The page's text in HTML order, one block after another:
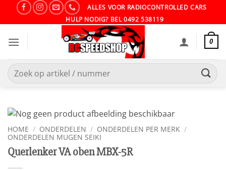
ALLES VOOR RADIOCONTROLLED CARS
HULP NODIG? BEL 0492 538119
0
Zoeken
naar:
HOME / ONDERDELEN / ONDERDELEN PER MERK /
ONDERDELEN MUGEN SEIKI
Querlenker VA oben MBX-5R